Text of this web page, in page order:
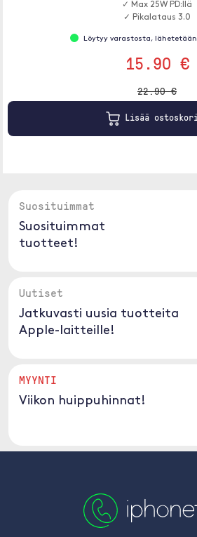
✓ Max 25W PD:llä
✓ Pikalataus 3.0
Löytyy varastosta,
15.90 €
22.90 €
Lisää
Suosituimmat
Suosituimmat
tuotteet!
Uutiset
Jatkuvasti uusia tuotteita
Apple-laitteille!
MYYNTI
Viikon huippuhinnat!